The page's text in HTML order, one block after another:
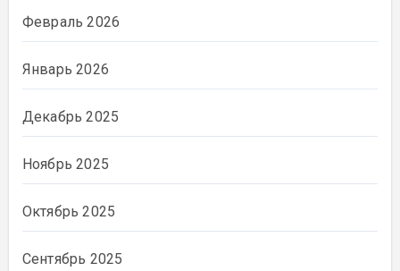
Февраль 2026
Январь 2026
Декабрь 2025
Ноябрь 2025
Октябрь 2025
Сентябрь 2025